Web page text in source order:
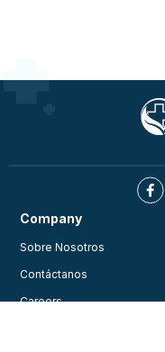
Company
Sobre Nosotros
Contáctanos
Careers